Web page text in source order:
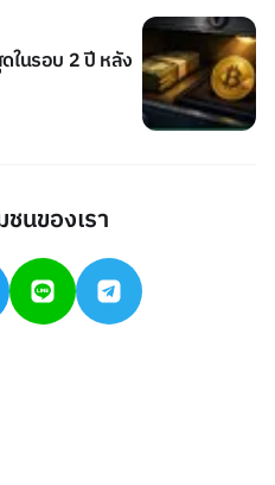
ในรอบ 2 ปี หลัง
ชนของเรา